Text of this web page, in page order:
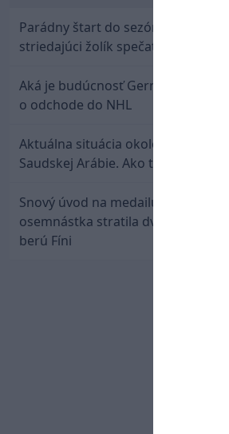
Parádny štart do sezóny: Rýchlik
striedajúci žolík spečatil postup
Aká je budúcnosť Gernáta a
o odchode do NHL
Aktuálna situácia okolo prestupu
Saudskej Arábie. Ako to je?
Snový úvod na medailu nestačil:
osemnástka stratila dvojgólový
berú Fíni